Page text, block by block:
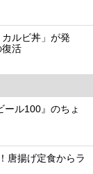
カルビ丼」が発
復活
ール100』のちょ
唐揚げ定食からラ